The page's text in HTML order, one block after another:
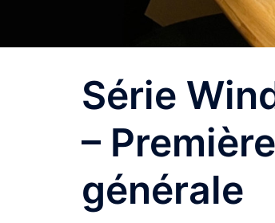
Série
–
générale